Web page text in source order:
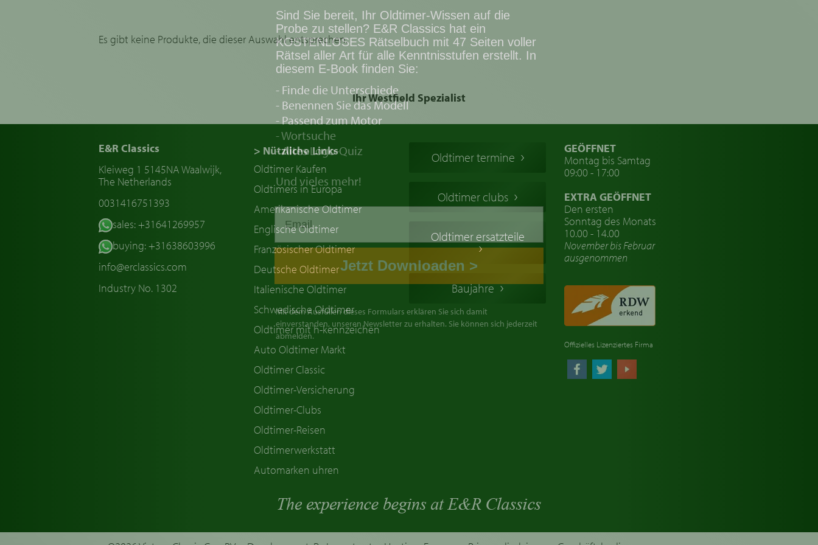
Es gibt keine Produkte, die dieser Auswahl entsprechen.
Ihr Westfield Spezialist
E&R Classics
Kleiweg 1 5145NA Waalwijk,
The Netherlands
0031416751393
sales: +31641269957
buying: +31638603996
info@erclassics.com
Industry No. 1302
> Nützliche Links
Oldtimer Kaufen
Oldtimers in Europa
Amerikanische Oldtimer
Englische Oldtimer
Französischer Oldtimer
Deutsche Oldtimer
Italienische Oldtimer
Schwedische Oldtimer
Oldtimer mit h-kennzeichen
Auto Oldtimer Markt
Oldtimer Classic
Oldtimer-Versicherung
Oldtimer-Clubs
Oldtimer-Reisen
Oldtimerwerkstatt
Automarken uhren
Oldtimer termine
Oldtimer clubs
Oldtimer ersatzteile
Baujahre
GEÖFFNET
Montag bis Samtag
09:00 - 17:00
EXTRA GEÖFFNET
Den ersten
Sonntag des Monats
10.00 - 14.00
November bis Februar
ausgenommen
Offizielles Lizenziertes Firma
Sind Sie bereit, Ihr Oldtimer-Wissen auf die
Probe zu stellen? E&R Classics hat ein
KOSTENLOSES Rätselbuch mit 47 Seiten voller
Rätsel aller Art für alle Kenntnisstufen erstellt. In
diesem E-Book finden Sie:
- Finde die Unterschiede
- Benennen Sie das Modell
- Passend zum Motor
- Wortsuche
- Altes Logo-Quiz
Und vieles mehr!
Jetzt Downloaden >
Mit dem Ausfüllen dieses Formulars erklären Sie sich damit
einverstanden, unseren Newsletter zu erhalten. Sie können sich jederzeit
abmelden.